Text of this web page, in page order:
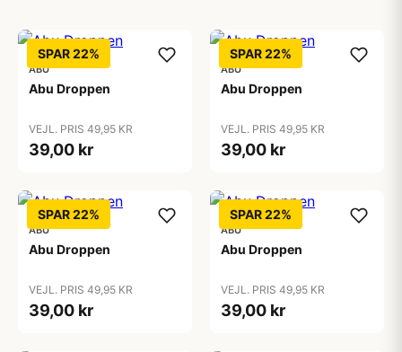
SPAR 22%
ABU
Abu Droppen
VEJL. PRIS 49,95 KR
39,00 kr
SPAR 22%
ABU
Abu Droppen
VEJL. PRIS 49,95 KR
39,00 kr
SPAR 22%
ABU
Abu Droppen
VEJL. PRIS 49,95 KR
39,00 kr
SPAR 22%
ABU
Abu Droppen
VEJL. PRIS 49,95 KR
39,00 kr